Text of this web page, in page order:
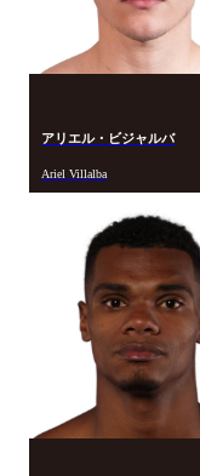
アリエル・ビジャルバ
Ariel Villalba